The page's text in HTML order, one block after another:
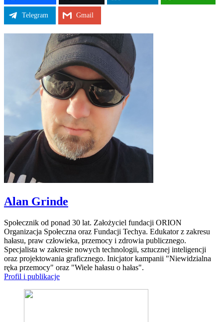
Telegram Gmail
Alan Grinde
Społecznik od ponad 30 lat. Założyciel fundacji ORION
Organizacja Społeczna oraz Fundacji Techya. Edukator z zakresu
hałasu, praw człowieka, przemocy i zdrowia publicznego.
Specjalista w zakresie nowych technologii, sztucznej inteligencji
oraz projektowania graficznego. Inicjator kampanii "Niewidzialna
ręka przemocy" oraz "Wiele hałasu o hałas".
Profil i publikacje